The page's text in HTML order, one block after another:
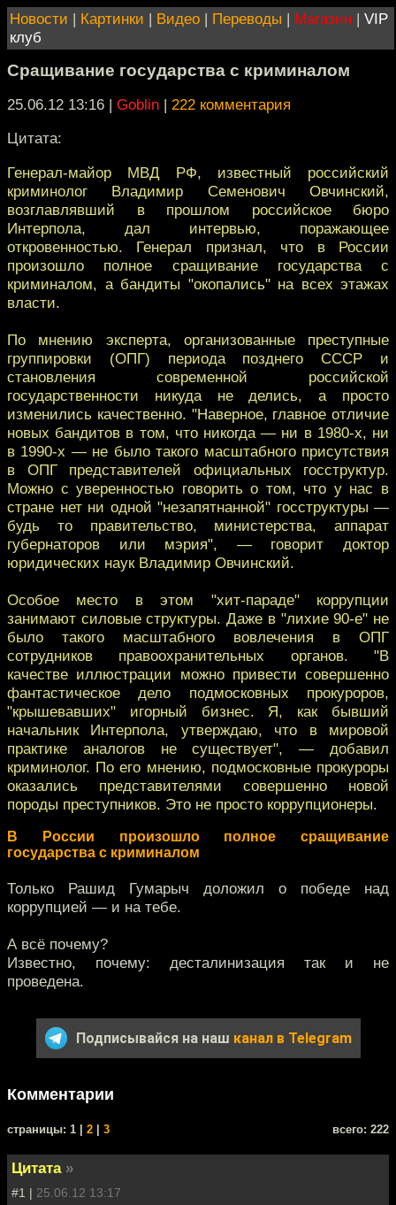
Новости | Картинки | Видео | Переводы | Магазин | VIP
клуб
Сращивание государства с криминалом
25.06.12 13:16 | Goblin | 222 комментария
Цитата:
Генерал-майор МВД РФ, известный российский
криминолог Владимир Семенович Овчинский,
возглавлявший в прошлом российское бюро
Интерпола, дал интервью, поражающее
откровенностью. Генерал признал, что в России
произошло полное сращивание государства с
криминалом, а бандиты "окопались" на всех этажах
власти.
По мнению эксперта, организованные преступные
группировки (ОПГ) периода позднего СССР и
становления современной российской
государственности никуда не делись, а просто
изменились качественно. "Наверное, главное отличие
новых бандитов в том, что никогда — ни в 1980-х, ни
в 1990-х — не было такого масштабного присутствия
в ОПГ представителей официальных госструктур.
Можно с уверенностью говорить о том, что у нас в
стране нет ни одной "незапятнанной" госструктуры —
будь то правительство, министерства, аппарат
губернаторов или мэрия", — говорит доктор
юридических наук Владимир Овчинский.
Особое место в этом "хит-параде" коррупции
занимают силовые структуры. Даже в "лихие 90-е" не
было такого масштабного вовлечения в ОПГ
сотрудников правоохранительных органов. "В
качестве иллюстрации можно привести совершенно
фантастическое дело подмосковных прокуроров,
"крышевавших" игорный бизнес. Я, как бывший
начальник Интерпола, утверждаю, что в мировой
практике аналогов не существует", — добавил
криминолог. По его мнению, подмосковные прокуроры
оказались представителями совершенно новой
породы преступников. Это не просто коррупционеры.
В России произошло полное сращивание
государства с криминалом
Только Рашид Гумарыч доложил о победе над
коррупцией — и на тебе.
А всё почему?
Известно, почему: десталинизация так и не
проведена.
Подписывайся на наш канал в Telegram
Комментарии
cтраницы: 1 | 2 3 всего: 222
Цитата »
#1 | 25.06.12 13:17